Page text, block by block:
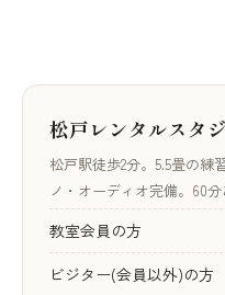
松戸レンタルスタ
松戸駅徒歩2分。5.5畳の
ノ・オーディオ完備。60分
教室会員の方
ビジター(会員以外)の方